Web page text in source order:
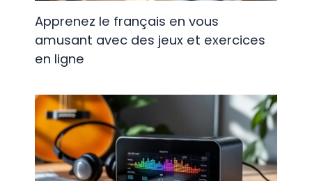
Apprenez le français en vous
amusant avec des jeux et exercices
en ligne